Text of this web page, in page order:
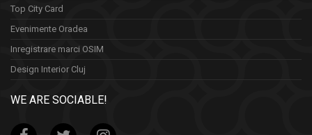
Top City Card
Evenimente Oradea
Inregistrare marci OSIM
Design Interior Cluj
WE ARE SOCIABLE!